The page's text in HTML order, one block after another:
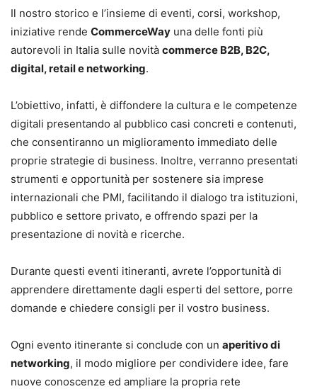
Il nostro storico e l’insieme di eventi, corsi, workshop,
iniziative rende CommerceWay una delle fonti più
autorevoli in Italia sulle novità commerce B2B, B2C,
digital, retail e networking.
L’obiettivo, infatti, è diffondere la cultura e le competenze
digitali presentando al pubblico casi concreti e contenuti,
che consentiranno un miglioramento immediato delle
proprie strategie di business. Inoltre, verranno presentati
strumenti e opportunità per sostenere sia imprese
internazionali che PMI, facilitando il dialogo tra istituzioni,
pubblico e settore privato, e offrendo spazi per la
presentazione di novità e ricerche.
Durante questi eventi itineranti, avrete l’opportunità di
apprendere direttamente dagli esperti del settore, porre
domande e chiedere consigli per il vostro business.
Ogni evento itinerante si conclude con un aperitivo di
networking, il modo migliore per condividere idee, fare
nuove conoscenze ed ampliare la propria rete